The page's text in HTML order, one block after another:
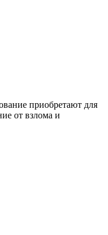
приобретают для
от взлома и